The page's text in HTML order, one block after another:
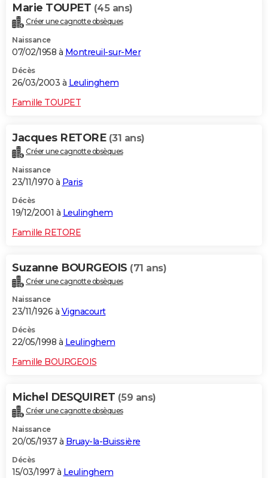
Marie TOUPET (45 ans)
Créer une cagnotte obsèques
Naissance
07/02/1958 à Montreuil-sur-Mer
Décès
26/03/2003 à Leulinghem
Famille TOUPET
Jacques RETORE (31 ans)
Créer une cagnotte obsèques
Naissance
23/11/1970 à Paris
Décès
19/12/2001 à Leulinghem
Famille RETORE
Suzanne BOURGEOIS (71 ans)
Créer une cagnotte obsèques
Naissance
23/11/1926 à Vignacourt
Décès
22/05/1998 à Leulinghem
Famille BOURGEOIS
Michel DESQUIRET (59 ans)
Créer une cagnotte obsèques
Naissance
20/05/1937 à Bruay-la-Buissière
Décès
15/03/1997 à Leulinghem